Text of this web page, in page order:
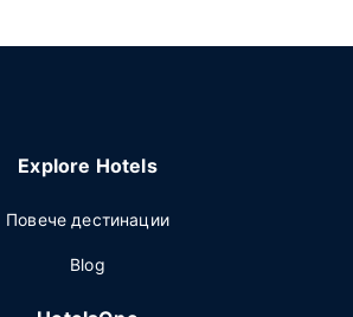
Explore Hotels
Повече дестинации
Blog